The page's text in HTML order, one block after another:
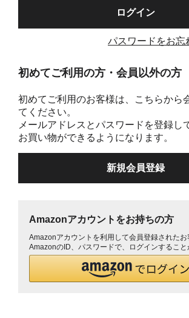
パスワードをお忘
初めてご利用の方・会員以外の方
初めてご利用のお客様は、こちらから
てください。
メールアドレスとパスワードを登録し
お買い物ができるようになります。
Amazonアカウントをお持ちの方
Amazonアカウントを利用して会員登録されたお
AmazonのID、パスワードで、ログインすること